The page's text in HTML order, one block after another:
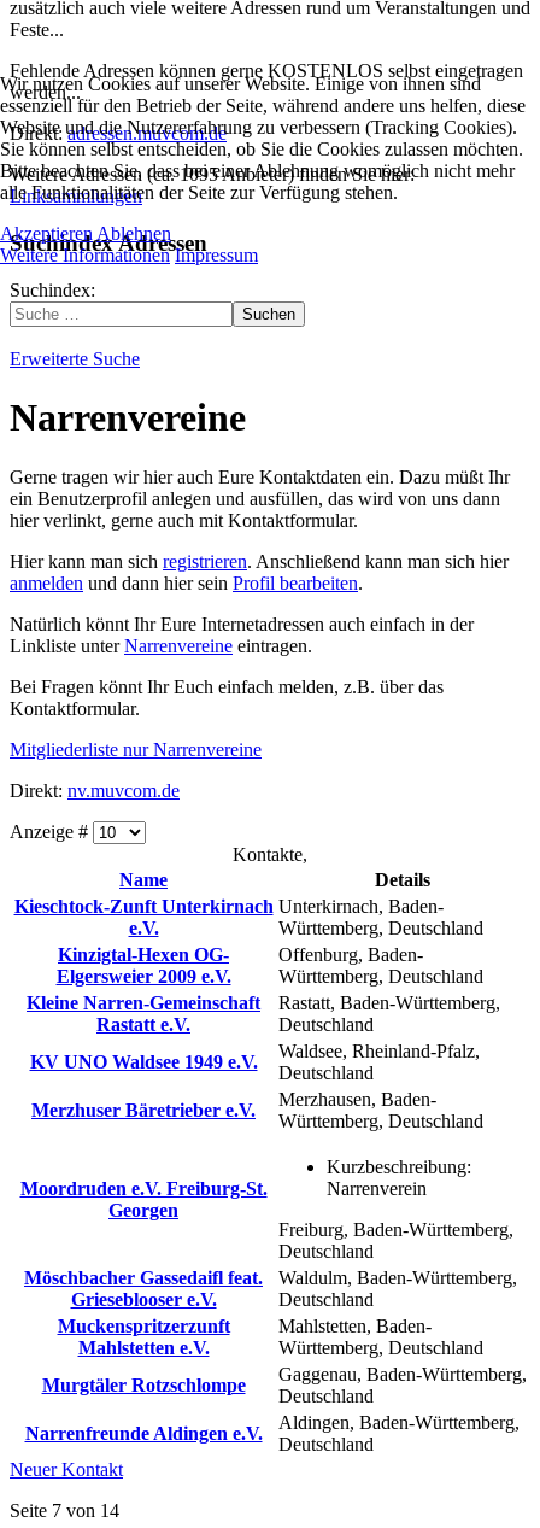
zusätzlich auch viele weitere Adressen rund um Veranstaltungen und
Feste...
Fehlende Adressen können gerne KOSTENLOS selbst eingetragen
werden...
Direkt:adressen.muvcom.de
Weitere Adressen (ca. 1095 Anbieter) finden Sie hier:
Linksammlungen
Suchindex Adressen
Suchindex:
Suchen
Erweiterte Suche
Narrenvereine
Gerne tragen wir hier auch Eure Kontaktdaten ein. Dazu müßt Ihr
ein Benutzerprofil anlegen und ausfüllen, das wird von uns dann
hier verlinkt, gerne auch mit Kontaktformular.
Hier kann man sich registrieren. Anschließend kann man sich hier
anmelden und dann hier sein Profil bearbeiten.
Natürlich könnt Ihr Eure Internetadressen auch einfach in der
Linkliste unterNarrenvereine eintragen.
Bei Fragen könnt Ihr Euch einfach melden, z.B. über das
Kontaktformular.
Mitgliederliste nur Narrenvereine
Direkt: nv.muvcom.de
Anzeige #
Kontakte,
Name
Details
Kieschtock-Zunft Unterkirnach
e.V.
Unterkirnach, Baden-
Württemberg, Deutschland
Kinzigtal-Hexen OG-
Elgersweier 2009 e.V.
Offenburg, Baden-
Württemberg, Deutschland
Kleine Narren-Gemeinschaft
Rastatt e.V.
Rastatt, Baden-Württemberg,
Deutschland
KV UNO Waldsee 1949 e.V.
Waldsee, Rheinland-Pfalz,
Deutschland
Merzhuser Bäretrieber e.V.
Merzhausen, Baden-
Württemberg, Deutschland
Moordruden e.V. Freiburg-St.
Georgen
Kurzbeschreibung:
Narrenverein
Freiburg, Baden-Württemberg,
Deutschland
Möschbacher Gassedaifl feat.
Grieseblooser e.V.
Waldulm, Baden-Württemberg,
Deutschland
Muckenspritzerzunft
Mahlstetten e.V.
Mahlstetten, Baden-
Württemberg, Deutschland
Murgtäler Rotzschlompe
Gaggenau, Baden-Württemberg,
Deutschland
Narrenfreunde Aldingen e.V.
Aldingen, Baden-Württemberg,
Deutschland
Neuer Kontakt
Seite 7 von 14
Wir nutzen Cookies auf unserer Website. Einige von ihnen sind
essenziell für den Betrieb der Seite, während andere uns helfen, diese
Website und die Nutzererfahrung zu verbessern (Tracking Cookies).
Sie können selbst entscheiden, ob Sie die Cookies zulassen möchten.
Bitte beachten Sie, dass bei einer Ablehnung womöglich nicht mehr
alle Funktionalitäten der Seite zur Verfügung stehen.
Akzeptieren Ablehnen
Weitere Informationen Impressum